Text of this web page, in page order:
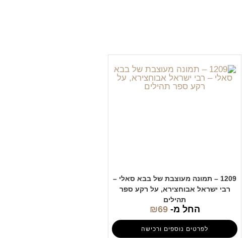
1209 – תמונה מעוצבת של בבא סאלי –
רבי ישראל אבוחצירא, על רקע ספר
תהילים
החל מ- ₪69
לפרטים נוספים ורכישה